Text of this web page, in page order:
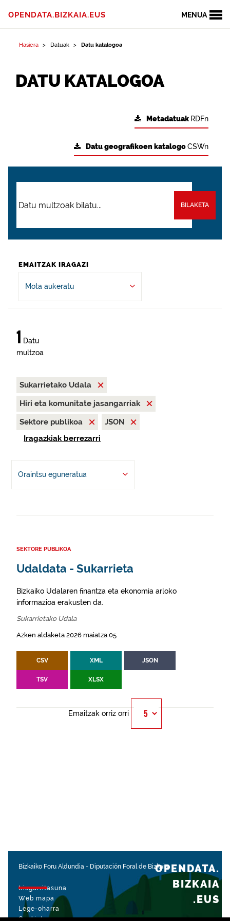
MENUA
OPENDATA.BIZKAIA.EUS
Hasiera Datuak Datu katalogoa
DATU KATALOGOA
Metadatuak RDFn
Datu geografikoen katalogoCSWn
BILAKETA
EMAITZAK IRAGAZI
Mota aukeratu
1 Datu
multzoa
Sukarrietako Udala
Hiri eta komunitate jasangarriak
Sektore publikoa
JSON
Iragazkiak berrezarri
Oraintsu eguneratua
SEKTORE PUBLIKOA
Udaldata - Sukarrieta
Bizkaiko Udalaren finantza eta ekonomia arloko
informazioa erakusten da.
Sukarrietako Udala
Azken aldaketa 2026 maiatza 05
CSV XML JSON
TSV XLSX
Emaitzak orriz orri
Bizkaiko Foru Aldundia - Diputación Foral de Bizkaia
Irisgarritasuna
Web mapa
Lege-oharra
Cookiak
OPENDATA.
BIZKAIA
.EUS